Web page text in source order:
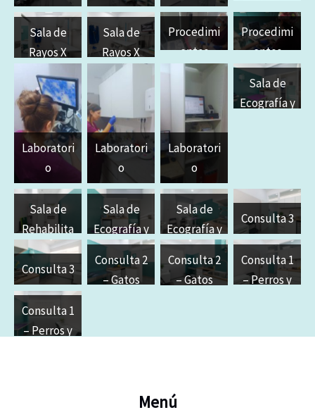
Sala de
Rayos X
Sala de
Rayos X
Procedimi
entos
Anestésico
s y Unidad
del Dolor
Procedimi
entos
Anestésico
s y Unidad
del Dolor
Laboratori
o
Laboratori
o
Laboratori
o
Sala de
Ecografía y
Sala de
Rehabilita
ción
Sala de
Ecografía y
Cardiologí
a. Consulta
4
Sala de
Ecografía y
Cardiologí
a. Consulta
4
Consulta 3
Consulta 3
Consulta 2
– Gatos
Consulta 2
– Gatos
Consulta 1
– Perros y
Consulta 1
– Perros y
Menú